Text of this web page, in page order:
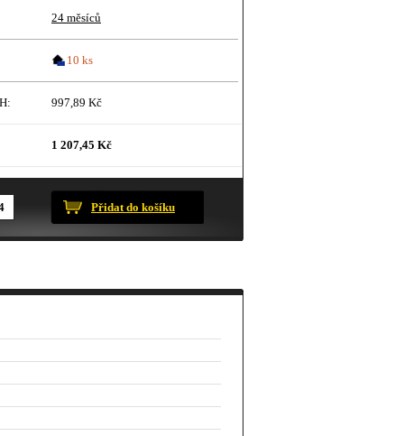
24 měsíců
10 ks
997,89 Kč
1 207,45 Kč
Přidat do košíku